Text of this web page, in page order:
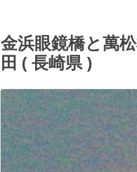
金浜眼鏡橋と萬
田 ( 長崎県 )